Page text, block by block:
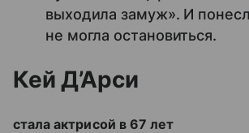
выходила замуж». И
не могла остановиться.
Кей Д’Арси
стала актрисой в 67 лет